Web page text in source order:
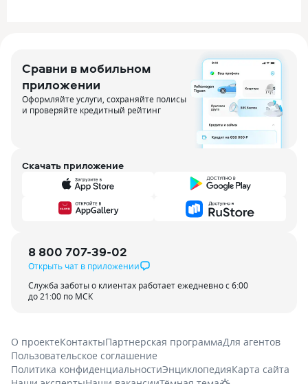
Сравни в мобильном
приложении
Оформляйте услуги, сохраняйте полисы
и проверяйте кредитный рейтинг
Скачать приложение
8 800 707-39-02
Открыть чат в приложении
Служба заботы о клиентах работает ежедневно с 6:00
до 21:00 по МСК
О проектеКонтактыПартнерская программаДля агентов
Пользовательское соглашение
Политика конфиденциальностиЭнциклопедияКарта сайта